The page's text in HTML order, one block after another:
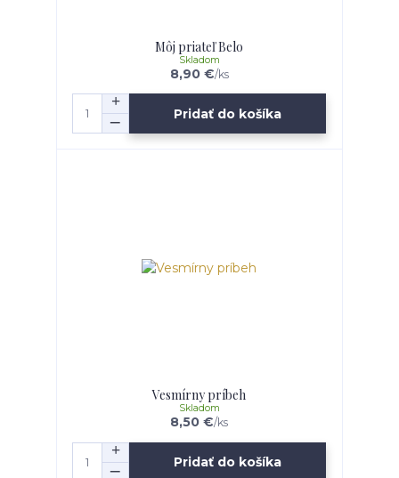
Môj priateľ Belo
8,90 €/ks
Skladom
Pridať do košíka
Vesmírny príbeh
8,50 €/ks
Skladom
Pridať do košíka